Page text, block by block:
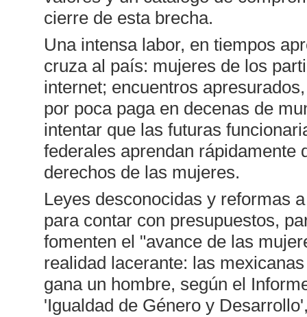
cierre de esta brecha.
Una intensa labor, en tiempos
cruza al país: mujeres de los
internet; encuentros
por poca paga en decenas de
intentar que las futuras
federales aprendan rápidamente
derechos de las mujeres.
Leyes desconocidas y reformas
para contar con presupuestos,
fomenten el "avance de las
realidad lacerante: las
gana un hombre, según el
'Igualdad de Género y